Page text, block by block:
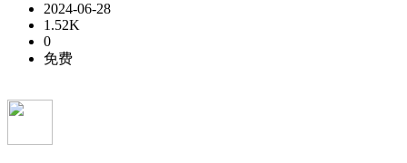
2024-06-28
1.52K
0
免费